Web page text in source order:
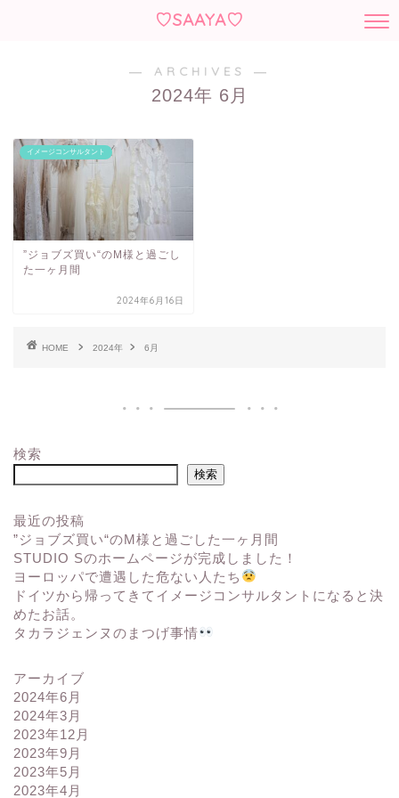
♡SAAYA♡
― ARCHIVES ―
2024年 6月
イメージコンサルタント
”ジョブズ買い“のM様と過ごし
た一ヶ月間
2024年6月16日
HOME 2024年 6月
検索
検索
最近の投稿
”ジョブズ買い“のM様と過ごした一ヶ月間
STUDIO Sのホームページが完成しました！
ヨーロッパで遭遇した危ない人たち
ドイツから帰ってきてイメージコンサルタントになると決
めたお話。
タカラジェンヌのまつげ事情
アーカイブ
2024年6月
2024年3月
2023年12月
2023年9月
2023年5月
2023年4月